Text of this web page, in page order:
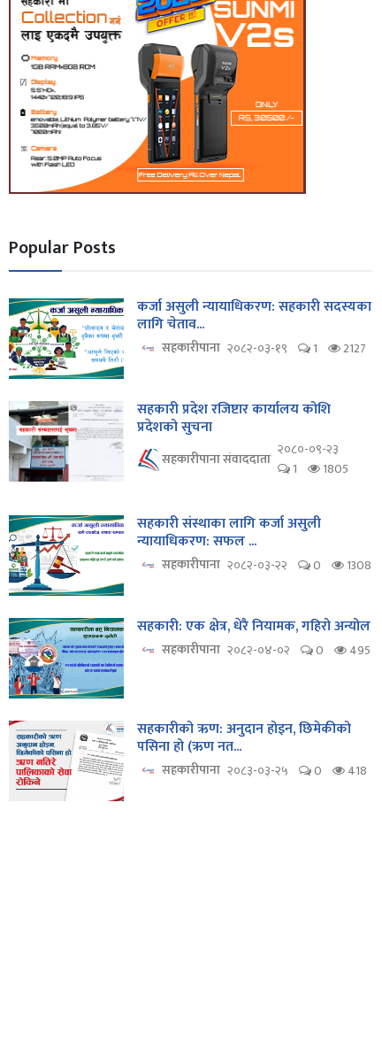
Popular Posts
कर्जा असुली न्यायाधिकरण: सहकारी सदस्यका
लागि चेताव...
सहकारीपाना २०८२-०३-१९ 1 2127
सहकारी प्रदेश रजिष्टार कार्यालय कोशि
प्रदेशको सुचना
सहकारीपाना संवाददाता २०८०-०९-२३
1
1805
सहकारी संस्थाका लागि कर्जा असुली
न्यायाधिकरण: सफल ...
सहकारीपाना २०८२-०३-२२ 0 1308
सहकारी: एक क्षेत्र, धेरै नियामक, गहिरो अन्योल
सहकारीपाना २०८२-०४-०२ 0 495
सहकारीको ऋण: अनुदान होइन, छिमेकीको
पसिना हो (ऋण नत...
सहकारीपाना २०८३-०३-२५ 0 418